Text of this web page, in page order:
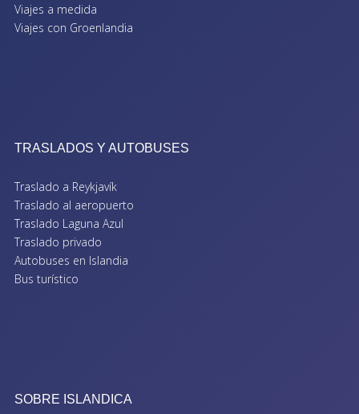
Viajes a medida
Viajes con Groenlandia
TRASLADOS Y AUTOBUSES
Traslado a Reykjavík
Traslado al aeropuerto
Traslado Laguna Azul
Traslado privado
Autobuses en Islandia
Bus turístico
SOBRE ISLANDICA